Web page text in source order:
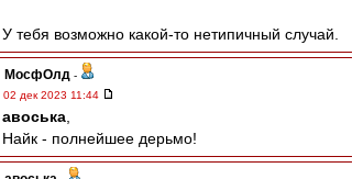
У тебя возможно какой-то нетипичный случай.
МосфОлд -
02 дек 2023 11:44
авоська
Найк - полнейшее дерьмо!